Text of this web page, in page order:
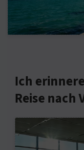
Ich
Reise nach